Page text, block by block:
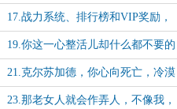
17.战力系统、排行榜和VIP奖励，
懂了，这是垃圾氪金手游，狗都不
玩！
19.你这一心整活儿却什么都不要的
臭狐狸，该不会有个小名叫虎哥吧？
21.克尔苏加德，你心向死亡，冷漠
无情，天生属于...阿兹卡班！
23.那老女人就会作弄人，不像我，